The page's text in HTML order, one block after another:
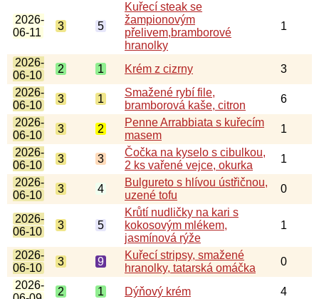
2026-
06-11
3 5
Kuřecí steak se
žampionovým
přelivem,bramborové
hranolky
1
2026-
06-10
2 1 Krém z cizrny
3
2026-
06-10
3 1
Smažené rybí file,
bramborová kaše, citron
6
2026-
06-10
3 2
Penne Arrabbiata s kuřecím
masem
1
2026-
06-10
3 3
Čočka na kyselo s cibulkou,
2 ks vařené vejce, okurka
1
2026-
06-10
3 4
Bulgureto s hlívou ústřičnou,
uzené tofu
0
2026-
06-10
3 5
Krůtí nudličky na kari s
kokosovým mlékem,
jasmínová rýže
1
2026-
06-10
3 9
Kuřecí stripsy, smažené
hranolky, tatarská omáčka
0
2026-
2 1 Dýňový krém
4